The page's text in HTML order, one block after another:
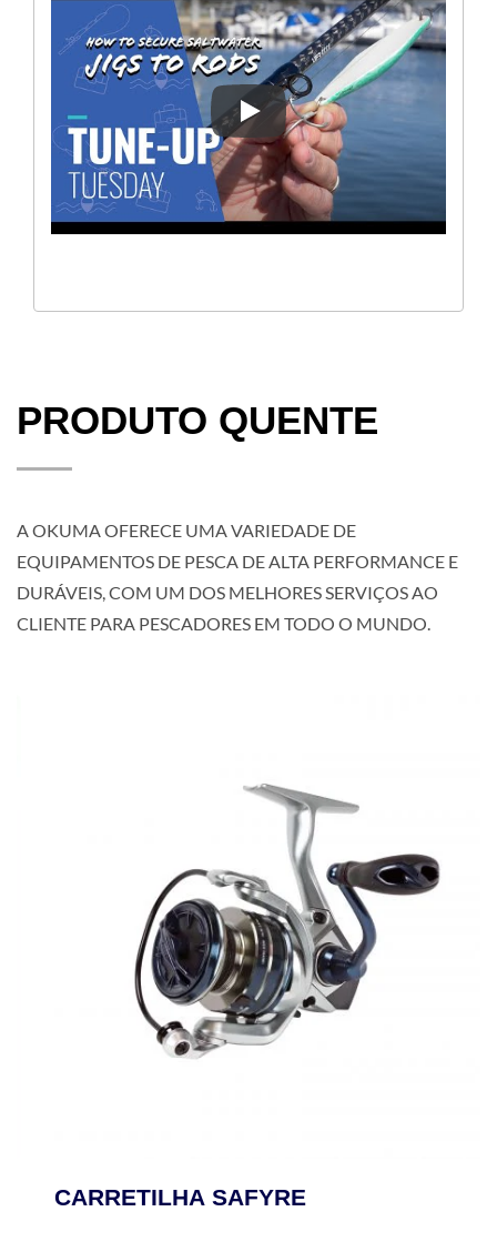
[DICAS DE PESCA] COMO
PRODUTO QUENTE
A OKUMA OFERECE UMA VARIEDADE DE
EQUIPAMENTOS DE PESCA DE ALTA PERFORMANCE E
DURÁVEIS, COM UM DOS MELHORES SERVIÇOS AO
CLIENTE PARA PESCADORES EM TODO O MUNDO.
CARRETILHA SAFYRE